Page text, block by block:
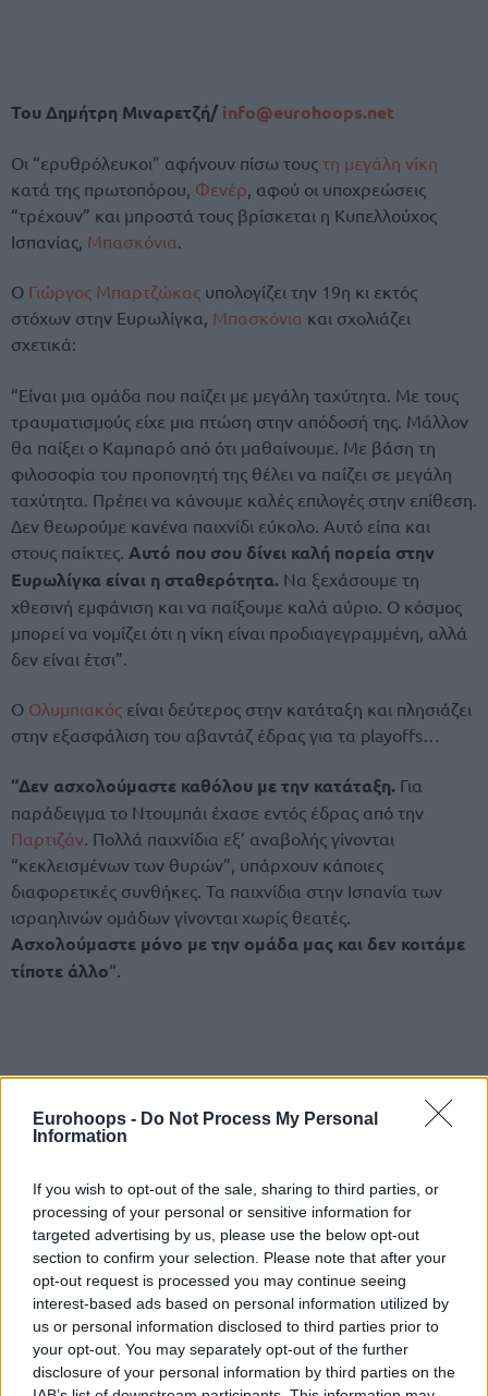
Eurohoops - Do Not Process My Personal
Information
If you wish to opt-out of the sale, sharing to third parties, or
processing of your personal or sensitive information for
targeted advertising by us, please use the below opt-out
section to confirm your selection. Please note that after your
opt-out request is processed you may continue seeing
interest-based ads based on personal information utilized by
us or personal information disclosed to third parties prior to
your opt-out. You may separately opt-out of the further
disclosure of your personal information by third parties on the
Του Δημήτρη Μιναρετζή/ info@eurohoops.net
Οι “ερυθρόλευκοι” αφήνουν πίσω τους τη μεγάλη νίκη
κατά της πρωτοπόρου, Φενέρ, αφού οι υποχρεώσεις
“τρέχουν” και μπροστά τους βρίσκεται η Κυπελλούχος
Ισπανίας, Μπασκόνια.
Ο Γιώργος Μπαρτζώκας υπολογίζει την 19η κι εκτός
στόχων στην Ευρωλίγκα, Μπασκόνια και σχολιάζει
σχετικά:
“Είναι μια ομάδα που παίζει με μεγάλη ταχύτητα. Με τους
τραυματισμούς είχε μια πτώση στην απόδοσή της. Μάλλον
θα παίξει ο Καμπαρό από ότι μαθαίνουμε. Με βάση τη
φιλοσοφία του προπονητή της θέλει να παίζει σε μεγάλη
ταχύτητα. Πρέπει να κάνουμε καλές επιλογές στην επίθεση.
Δεν θεωρούμε κανένα παιχνίδι εύκολο. Αυτό είπα και
στους παίκτες. Αυτό που σου δίνει καλή πορεία στην
Ευρωλίγκα είναι η σταθερότητα. Να ξεχάσουμε τη
χθεσινή εμφάνιση και να παίξουμε καλά αύριο. Ο κόσμος
μπορεί να νομίζει ότι η νίκη είναι προδιαγεγραμμένη, αλλά
δεν είναι έτσι”.
Ο Ολυμπιακός είναι δεύτερος στην κατάταξη και πλησιάζει
στην εξασφάλιση του αβαντάζ έδρας για τα playoffs…
“Δεν ασχολούμαστε καθόλου με την κατάταξη. Για
παράδειγμα το Ντουμπάι έχασε εντός έδρας από την
Παρτιζάν . Πολλά παιχνίδια εξ’ αναβολής γίνονται
“κεκλεισμένων των θυρών”, υπάρχουν κάποιες
διαφορετικές συνθήκες. Τα παιχνίδια στην Ισπανία των
ισραηλινών ομάδων γίνονται χωρίς θεατές.
Ασχολούμαστε μόνο με την ομάδα μας και δεν κοιτάμε
τίποτε άλλο“.